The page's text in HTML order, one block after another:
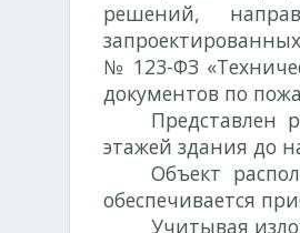
решений,
№ 123-ФЗ
документов по
Представлен
этажей здания до
Объект
обеспечивается
Учитывая